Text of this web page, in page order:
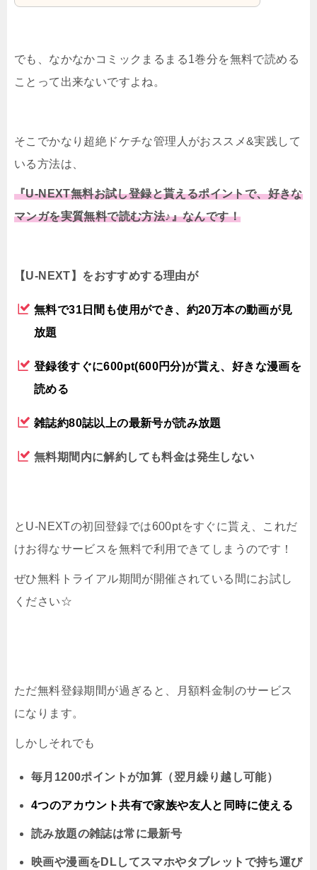
でも、なかなかコミックまるまる1巻分を無料で読める
ことって出来ないですよね。
そこでかなり超絶ドケチな管理人がおススメ&実践して
いる方法は、
『U-NEXT無料お試し登録と貰えるポイントで、好きな
マンガを実質無料で読む方法♪』なんです！
【U-NEXT】をおすすめする理由が
無料で31日間も使用ができ、約20万本の動画が見
放題
登録後すぐに600pt(600円分)が貰え、好きな漫画を
読める
雑誌約80誌以上の最新号が読み放題
無料期間内に解約しても料金は発生しない
とU-NEXTの初回登録では600ptをすぐに貰え、これだ
けお得なサービスを無料で利用できてしまうのです！
ぜひ無料トライアル期間が開催されている間にお試し
ください☆
ただ無料登録期間が過ぎると、月額料金制のサービス
になります。
しかしそれでも
毎月1200ポイントが加算（翌月繰り越し可能）
4つのアカウント共有で家族や友人と同時に使える
読み放題の雑誌は常に最新号
映画や漫画をDLしてスマホやタブレットで持ち運び